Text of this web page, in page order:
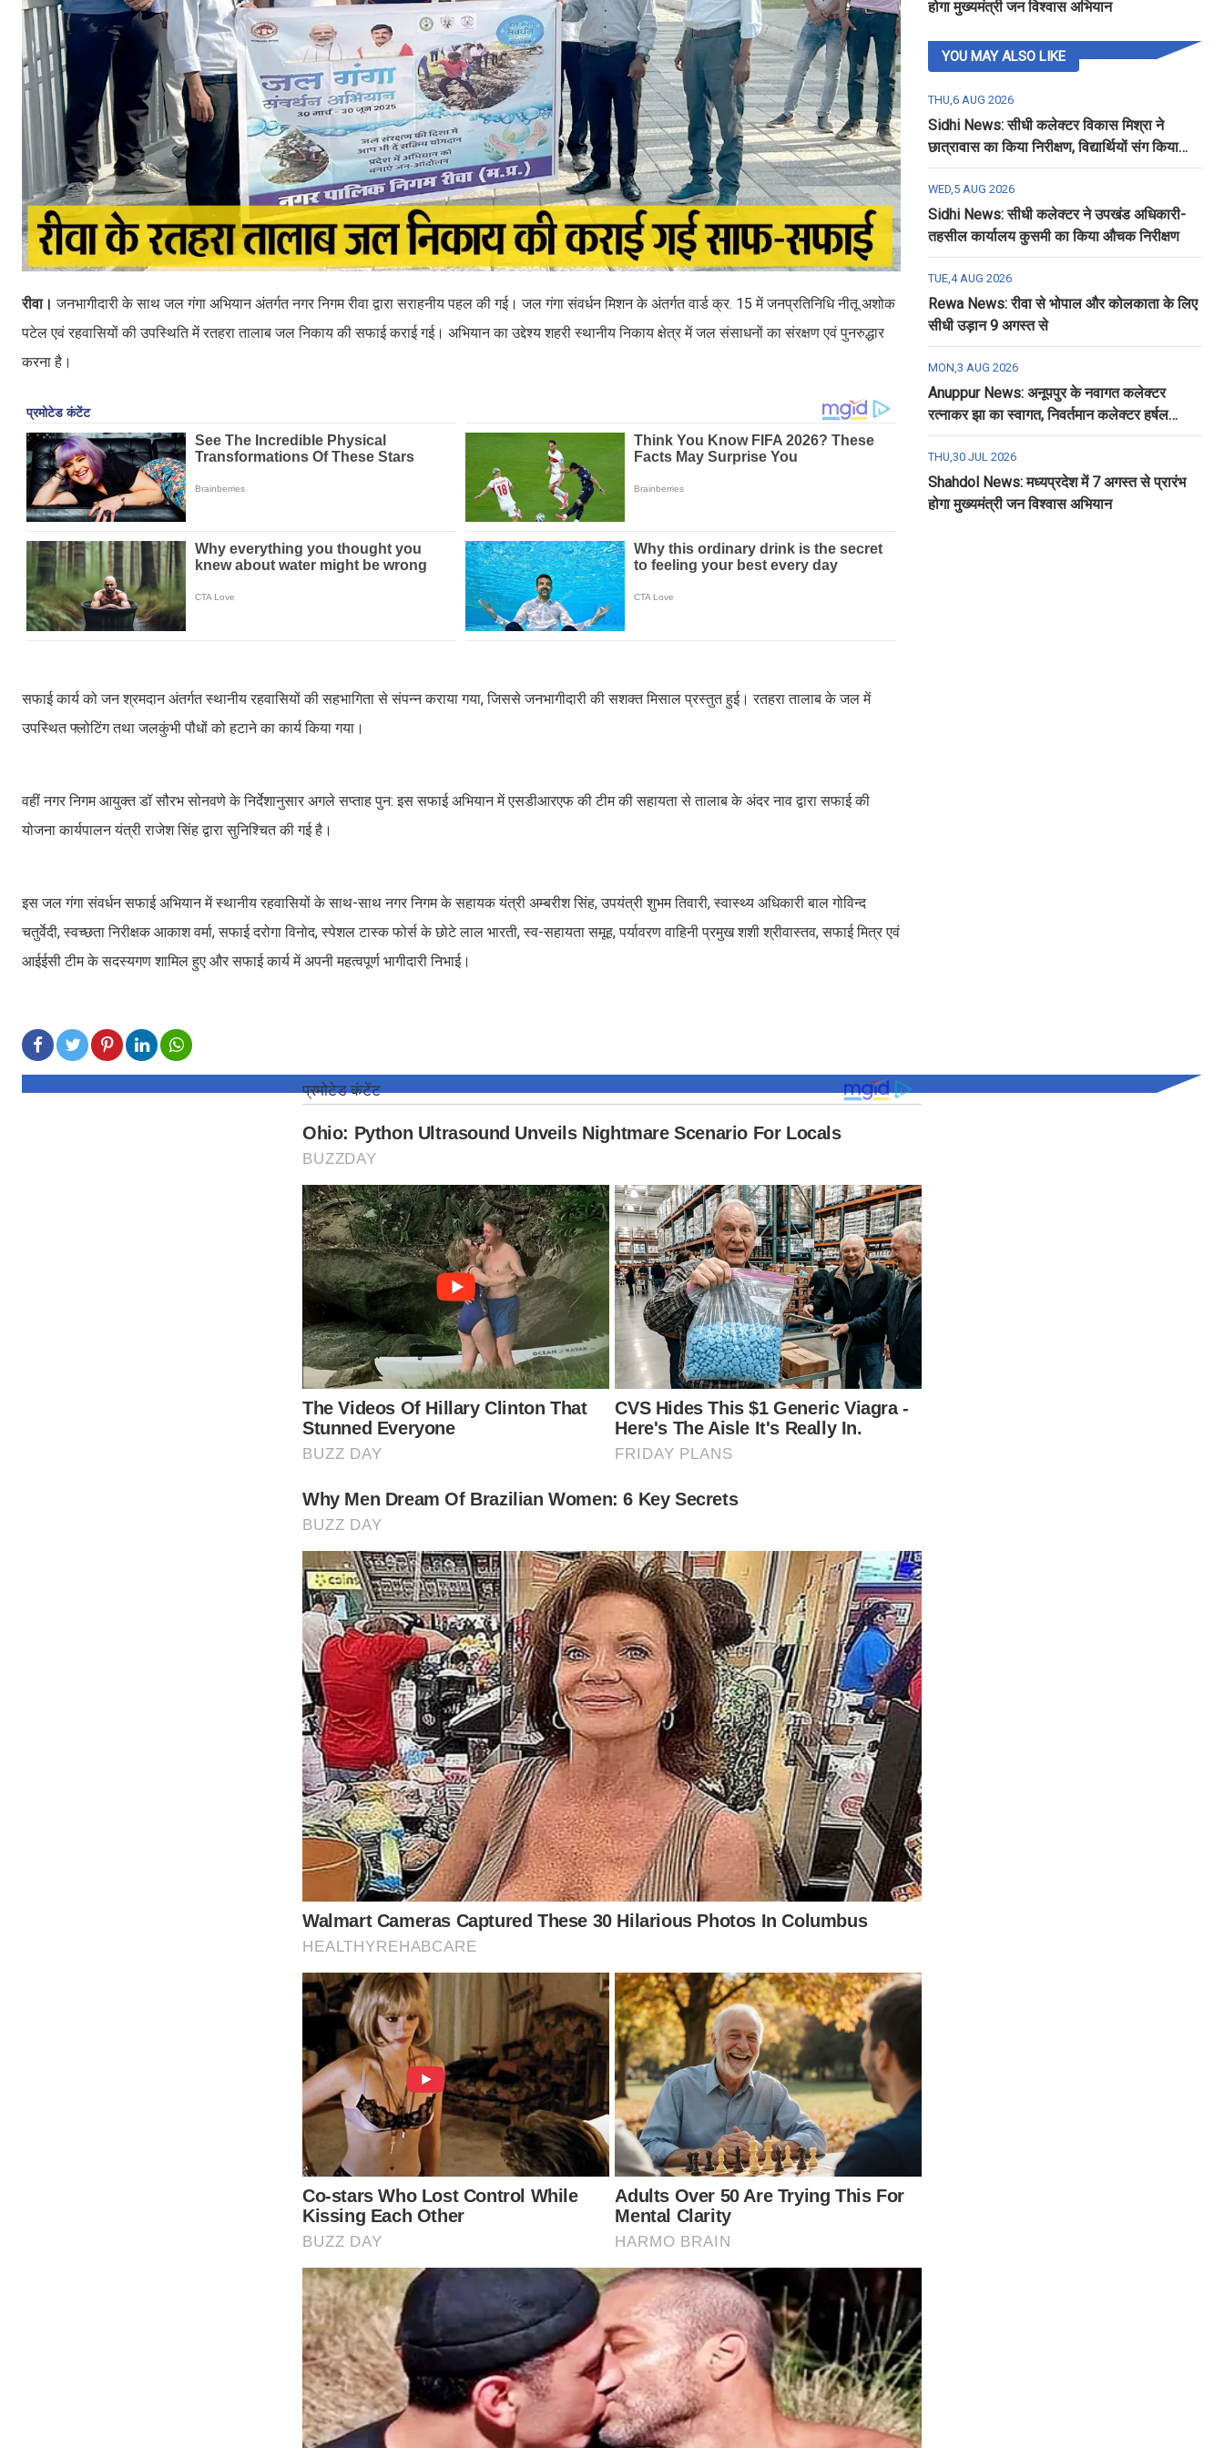
रीवा।जनभागीदारी के साथ जल गंगा अभियान अंतर्गत नगर निगम रीवा द्वारा सराहनीय पहल की गई। जल गंगा संवर्धन मिशन के अंतर्गत वार्ड क्र. 15 में जनप्रतिनिधि नीतू अशोक
पटेल एवं रहवासियों की उपस्थिति में रतहरा तालाब जल निकाय की सफाई कराई गई। अभियान का उद्देश्य शहरी स्थानीय निकाय क्षेत्र में जल संसाधनों का संरक्षण एवं पुनरुद्धार
करना है।
सफाई कार्य को जन श्रमदान अंतर्गत स्थानीय रहवासियों की सहभागिता से संपन्न कराया गया, जिससे जनभागीदारी की सशक्त मिसाल प्रस्तुत हुई। रतहरा तालाब के जल में
उपस्थित फ्लोटिंग तथा जलकुंभी पौधों को हटाने का कार्य किया गया।
वहीं नगर निगम आयुक्त डॉ सौरभ सोनवणे के निर्देशानुसार अगले सप्ताह पुन: इस सफाई अभियान में एसडीआरएफ की टीम की सहायता से तालाब के अंदर नाव द्वारा सफाई की
योजना कार्यपालन यंत्री राजेश सिंह द्वारा सुनिश्चित की गई है।
इस जल गंगा संवर्धन सफाई अभियान में स्थानीय रहवासियों के साथ-साथ नगर निगम के सहायक यंत्री अम्बरीश सिंह, उपयंत्री शुभम तिवारी, स्वास्थ्य अधिकारी बाल गोविन्द
चतुर्वेदी, स्वच्छता निरीक्षक आकाश वर्मा, सफाई दरोगा विनोद, स्पेशल टास्क फोर्स के छोटे लाल भारती, स्व-सहायता समूह, पर्यावरण वाहिनी प्रमुख शशी श्रीवास्तव, सफाई मित्र एवं
आईईसी टीम के सदस्यगण शामिल हुए और सफाई कार्य में अपनी महत्वपूर्ण भागीदारी निभाई।
होगा मुख्यमंत्री जन विश्वास अभियान
YOU MAY ALSO LIKE
THU,6 AUG 2026
Sidhi News: सीधी कलेक्टर विकास मिश्रा ने
छात्रावास का किया निरीक्षण, विद्यार्थियों संग किया
रात्रि भोजन
WED,5 AUG 2026
Sidhi News: सीधी कलेक्टर ने उपखंड अधिकारी-
तहसील कार्यालय कुसमी का किया औचक निरीक्षण
TUE,4 AUG 2026
Rewa News: रीवा से भोपाल और कोलकाता के लिए
सीधी उड़ान 9 अगस्त से
MON,3 AUG 2026
Anuppur News: अनूपपुर के नवागत कलेक्टर
रत्नाकर झा का स्वागत, निवर्तमान कलेक्टर हर्षल
पंचोली को दी गई विदाई
THU,30 JUL 2026
Shahdol News: मध्यप्रदेश में 7 अगस्त से प्रारंभ
होगा मुख्यमंत्री जन विश्वास अभियान